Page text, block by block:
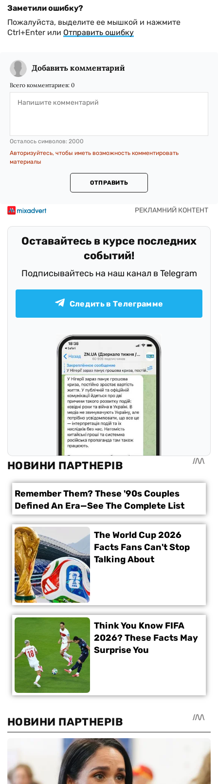
Заметили ошибку?
Пожалуйста, выделите ее мышкой и нажмите
Ctrl+Enter или Отправить ошибку
Добавить комментарий
Всего комментариев: 0
Осталось символов: 2000
Авторизуйтесь, чтобы иметь возможность комментировать
материалы
ОТПРАВИТЬ
Оставайтесь в курсе последних
событий!
Подписывайтесь на наш канал в Telegram
Следить в Телеграмме